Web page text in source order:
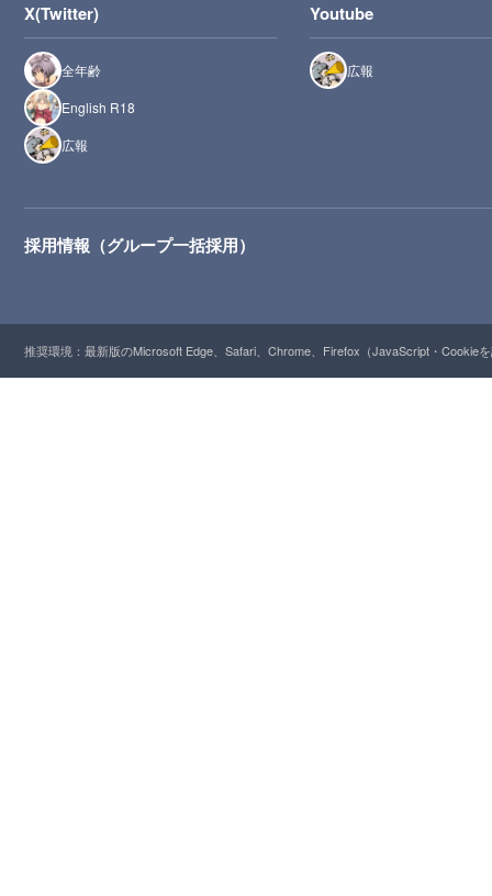
X(Twitter)
全年齢
English R18
広報
Youtube
広報
採用情報（グループ一括採用）
推奨環境：最新版のMicrosoft Edge、Safari、Chrome、Firefox（JavaScript・Cookie